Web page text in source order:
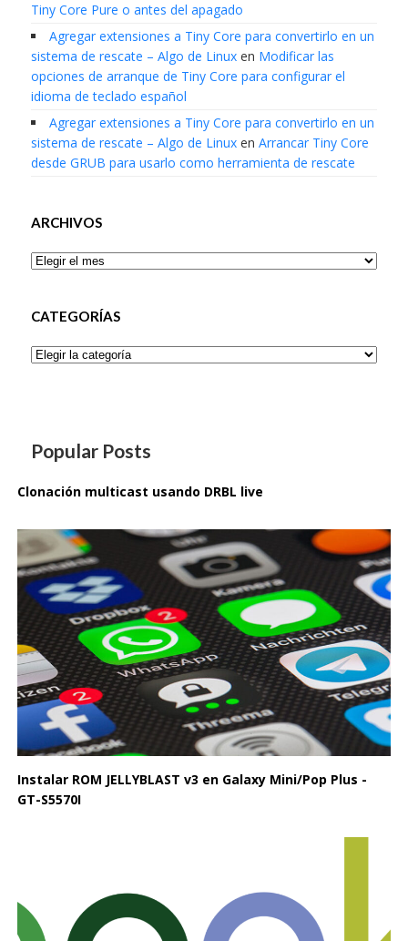
Tiny Core Pure o antes del apagado
Agregar extensiones a Tiny Core para convertirlo en un
sistema de rescate – Algo de Linuxen Modificar las
opciones de arranque de Tiny Core para configurar el
idioma de teclado español
Agregar extensiones a Tiny Core para convertirlo en un
sistema de rescate – Algo de Linuxen Arrancar Tiny Core
desde GRUB para usarlo como herramienta de rescate
ARCHIVOS
Archivos
CATEGORÍAS
Categorías
Popular Posts
Clonación multicast usando DRBL live
Instalar ROM JELLYBLAST v3 en Galaxy Mini/Pop Plus -
GT-S5570I